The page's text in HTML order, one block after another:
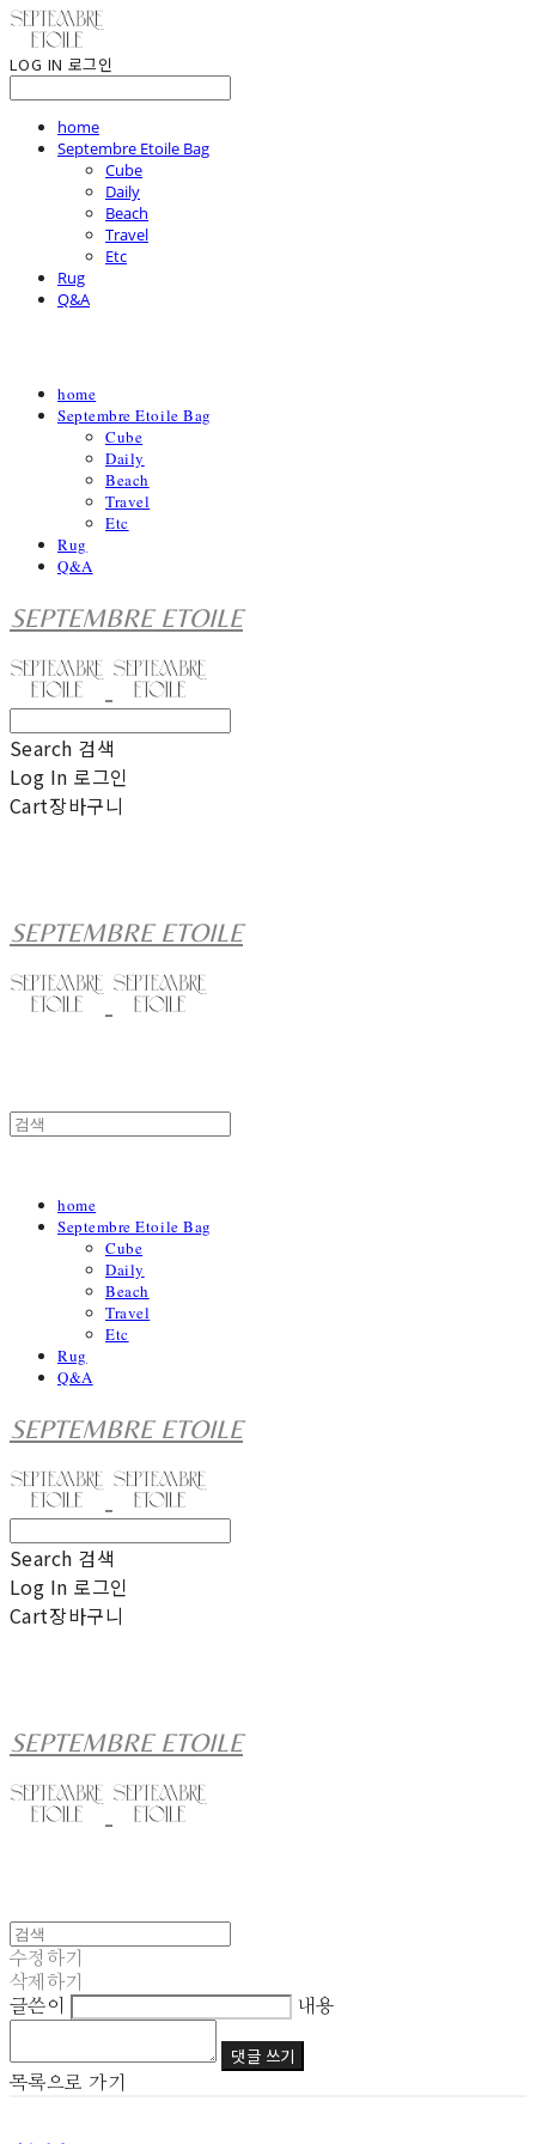
LOG IN 로그인
home
Septembre Etoile Bag
Cube
Daily
Beach
Travel
Etc
Rug
Q&A
home
Septembre Etoile Bag
Cube
Daily
Beach
Travel
Etc
Rug
Q&A
SEPTEMBRE ETOILE
Search 검색
Log In 로그인
Cart장바구니
SEPTEMBRE ETOILE
home
Septembre Etoile Bag
Cube
Daily
Beach
Travel
Etc
Rug
Q&A
SEPTEMBRE ETOILE
Search 검색
Log In 로그인
Cart장바구니
SEPTEMBRE ETOILE
수정하기
삭제하기
글쓴이
내용
댓글 쓰기
목록으로 가기